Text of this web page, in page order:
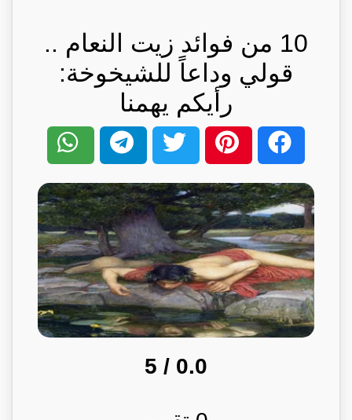
10 من فوائد زيت النعام ..
قولي وداعاً للشيخوخة:
رأيكم يهمنا
0.0
/ 5